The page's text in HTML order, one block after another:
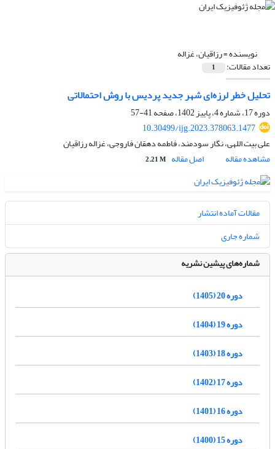
نویسنده =رزاقیان، غزاله
تعداد مقالات: 1
تحلیل خطر لرزه‌ای شهر جدید پردیس با روش احتمالاتی
دوره 17، شماره 4، پاییز 1402، صفحه
41-57
10.30499/ijg.2023.378063.1477
علی بیت اللهی، نگار سودمند، فاطمه دهقان فاروجی، غزاله رزاقیان
مشاهده مقاله
اصل مقاله 2.21 M
مقالات آماده انتشار
شماره جاری
شماره‌های پیشین نشریه
دوره 20 (1405)
دوره 19 (1404)
دوره 18 (1403)
دوره 17 (1402)
دوره 16 (1401)
دوره 15 (1400)